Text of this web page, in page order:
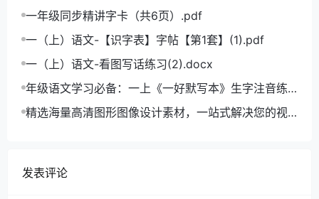
学语文成绩飞跃
一年级同步精讲字卡（共6页）.pdf
一（上）语文-【识字表】字帖【第1套】(1).pdf
一（上）语文-看图写话练习(2).docx
年级语文学习必备：一上《一好默写本》生字注音练
习电子版，助力孩子打好基础
精选海量高清图形图像设计素材，一站式解决您的视
发表评论